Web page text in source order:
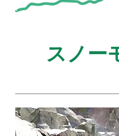
スノー